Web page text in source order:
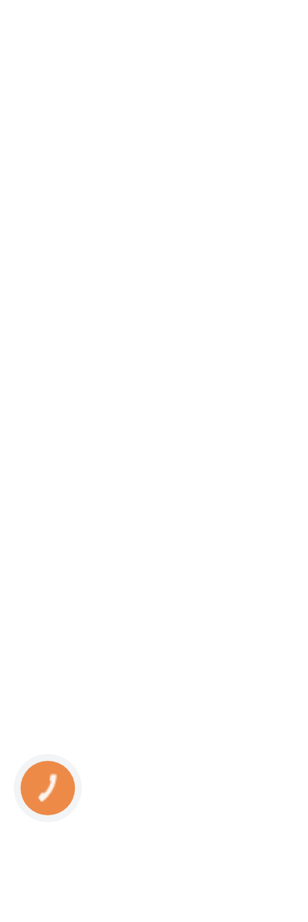
КНОПКА
СВЯЗИ